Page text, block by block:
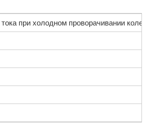
при холодном проворачивании